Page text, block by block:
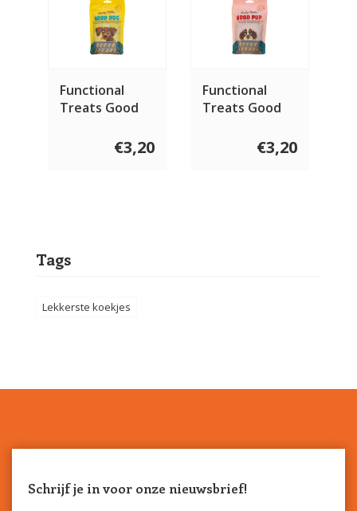
Functional
Treats Good
€3,20
Functional
Treats Good
€3,20
Tags
Lekkerste koekjes
Schrijf je in voor onze nieuwsbrief!